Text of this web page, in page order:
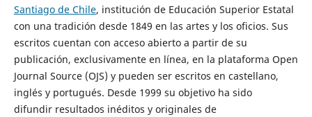
Santiago de Chile, institución de Educación Superior Estatal
con una tradición desde 1849 en las artes y los oficios. Sus
escritos cuentan con acceso abierto a partir de su
publicación, exclusivamente en línea, en la plataforma Open
Journal Source (OJS) y pueden ser escritos en castellano,
inglés y portugués. Desde 1999 su objetivo ha sido
difundir resultados inéditos y originales de